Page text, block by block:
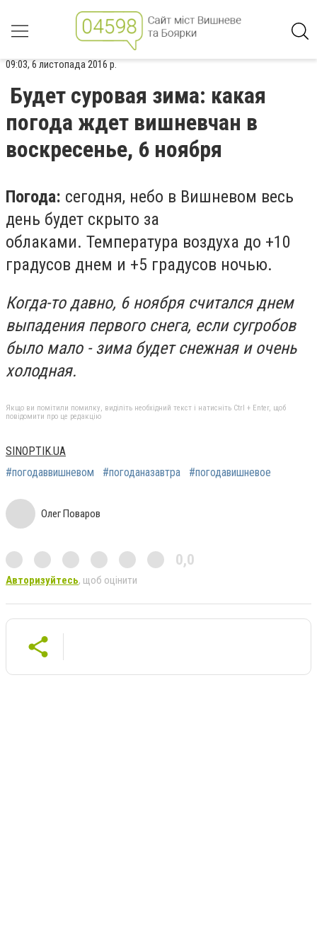
09:03, 6 листопада 2016 р.
Будет суровая зима: какая
погода ждет вишневчан в
воскресенье, 6 ноября
Погода: сегодня, небо в Вишневом весь
день будет скрыто за
облаками. Температура воздуха до +10
градусов днем и +5 градусов ночью.
Когда-то давно, 6 ноября считался днем
выпадения первого снега, если сугробов
было мало - зима будет снежная и очень
холодная.
Якщо ви помітили помилку, виділіть необхідний текст і натисніть Ctrl + Enter, щоб
повідомити про це редакцію
SINOPTIK.UA
#погодаввишневом
#погоданазавтра #погодавишневое
Олег Поваров
0,0
Авторизуйтесь, щоб оцінити